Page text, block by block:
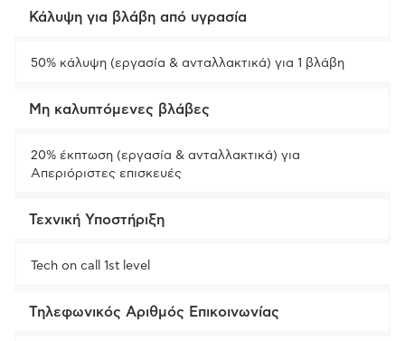
Κάλυψη για βλάβη από υγρασία
50% κάλυψη (εργασία & ανταλλακτικά) για 1 βλάβη
Μη καλυπτόμενες βλάβες
20% έκπτωση (εργασία & ανταλλακτικά) για
Απεριόριστες επισκευές
Τεχνική Υποστήριξη
Tech on call 1st level
Τηλεφωνικός Αριθμός Επικοινωνίας